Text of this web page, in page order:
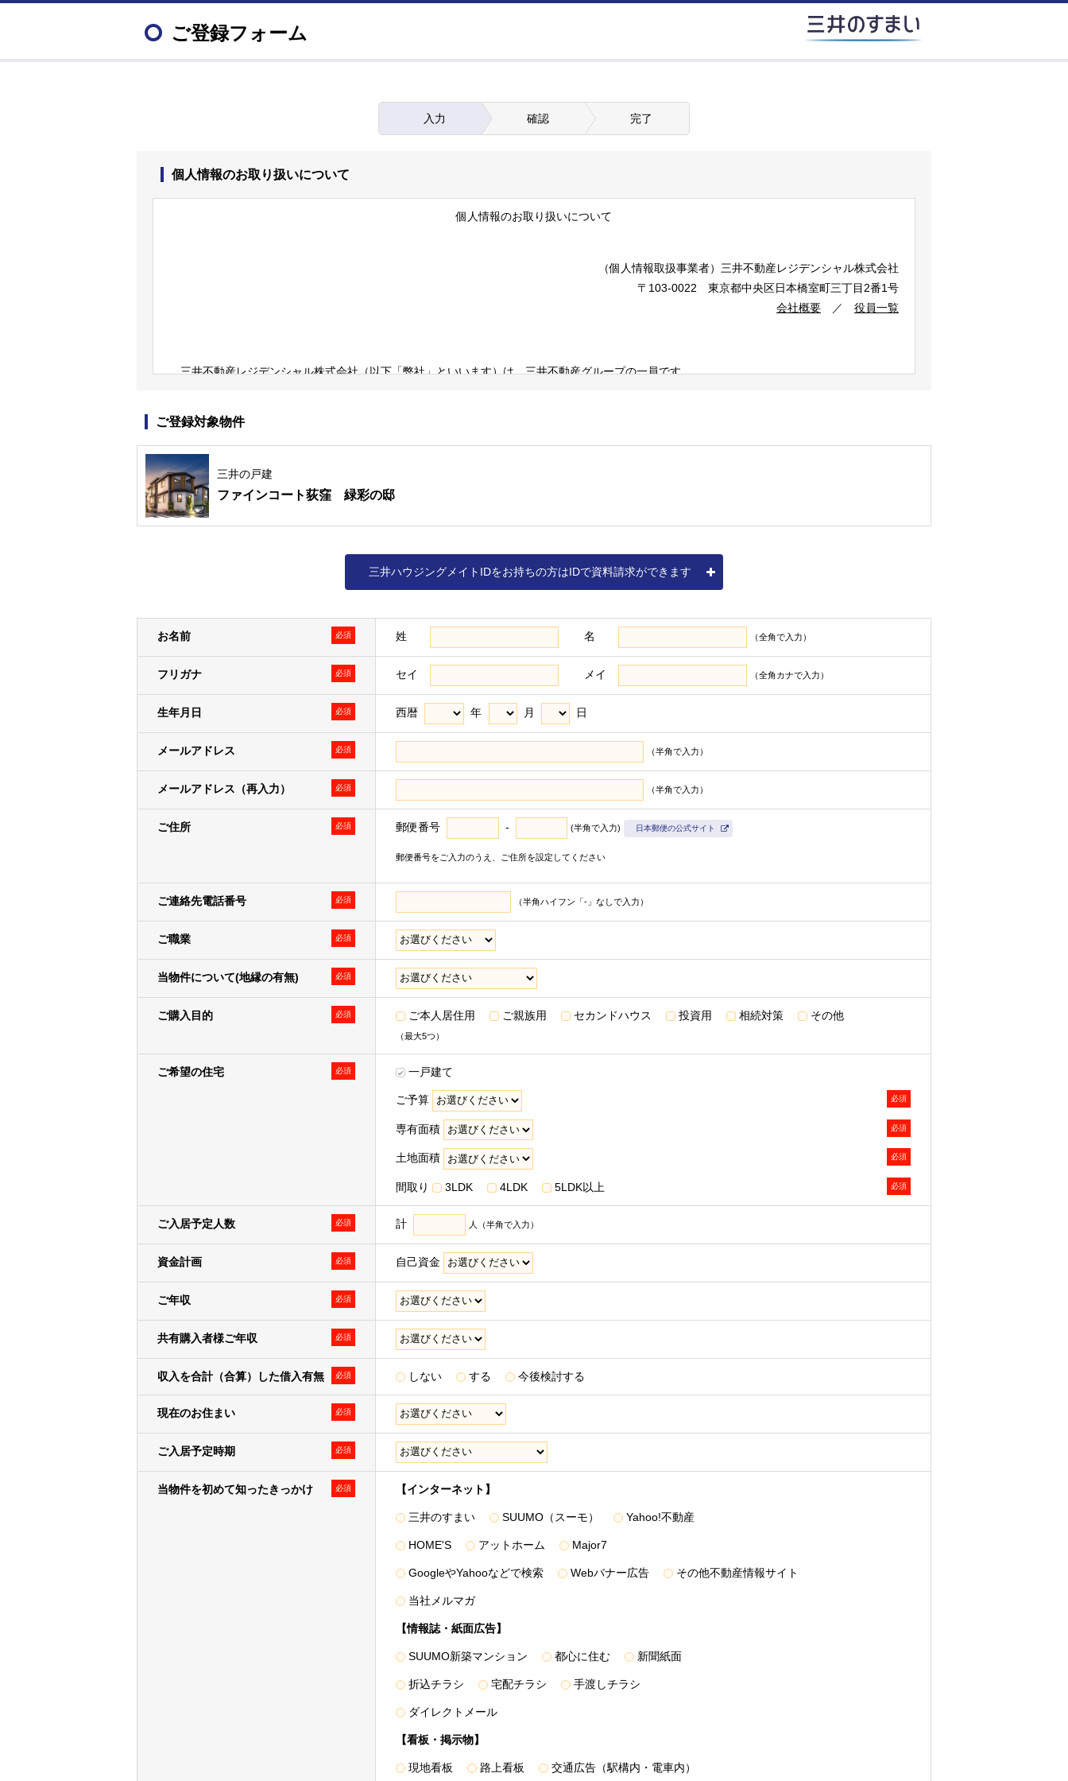
ご登録フォーム
入力 確認 完了
個人情報のお取り扱いについて
個人情報のお取り扱いについて
（個人情報取扱事業者） 三井不動産レジデンシャル株式会社
〒103-0022 東京都中央区日本橋室町三丁目2番1号
会社概要 ／ 役員一覧
三井不動産レジデンシャル株式会社（以下「弊社」といいます）は、三井不動産グループの一員です。
なお、弊社の個人情報保護方針および個人情報の取扱いにつきましては、以下をご覧ください。
個人情報の取扱いについて
１．弊社は、資料請求・物件エントリーいただいた方、物件に来場いただいた方、ならびに売買契約を締結いただいた方（以下「お客様」といい
ます）に関する以下記載の個人情報（以下「お客様情報」といいます）を取得し、以下の各条の目的、利用範囲にて利用いたします。
＜例として、以下の情報を取得します＞
で、物件来場後に不動産取引に際して提供された情報を含みます）
• WEBサイトの閲覧履歴
２．お客様は、登録した情報に変更があった場合、下記「個人情報に関するお問い合わせ窓口」に記載の各窓口へ連絡のうえ登録情報を変更する
ものとします。変更登録がなされなかった場合、お客様はサービスの提供を受けられないなどの不利益を被ることがありますが、弊社に帰責事由
がない限り、弊社は責任を負いません。
弊社および弊社のグループ各社（三井不動産株式会社および三井不動産株式会社の有価証券報告書等に記載されている連結子会社とし、以下同
じとします）は、お客様情報を以下の利用目的の達成に必要な範囲で利用いたします。
１．弊社の事業に関する商品・サービスの提供のため
＜例として、以下の利用目的が含まれます＞
• 不動産に関するお客様との契約や取引の履行
• 不動産引渡し後のレジデンシャル・カスタマーサービスの提供
• 提供する不動産の管理・運営
２．弊社および弊社のグループ各社の取り扱うお客様の衣･食･住･遊･働に関わる商品・サービスの紹介
＜例として、以下の利用目的が含まれます＞
• 各種セミナー・キャンペーン・イベントの案内※2
• 広告配信事業者を利用した行動ターゲティング広告（取得した閲覧履歴やサービス利用履歴等の情報を分析し、お客様の属性・興味関心を推
定して出稿内容を変える広告手法）の配信
• クーポン・サービス利用時の割引等の特典の提供
※1・※2・※3弊社または弊社のグループ各社が取得した取引履歴等の情報を分析し、お客様の属性・興味関心等を推定した上での案内を含み
ます。上記の案内・配信・提供は電話、封書葉書等、メールマガジン、またはダイレクトメール等により行います。
３．弊社および弊社のグループ各社の取り扱うお客様の衣･食･住･遊･働に関わる、商品・サービスの開発・改善、ならびに弊社および弊社のグル
ープ各社が行うお客様によりよい商品・サービスを提供するための市場調査などのマーケティング活動・調査・分析のため
＜例として、以下の利用目的が含まれます＞
• 新規事業の企画、新商品の開発、既存商品・サービスの改善
• アンケートの実施
• 顧客動向分析
• 販売促進活動の効果検証､販売促進計画の策定
４．上記利用目的１～３の達成にあたり第三者に提供するため
個人関連情報の取得
弊社は、第三者であるデータ提供サービス事業者からCookieや広告ID（スマートフォン端末の識別子）等（以下「Cookie等」といいます）によ
り収集されたWebの閲覧・利用履歴およびその分析結果を取得し、これをお客様の個人データと紐づけたうえで、広告配信等の目的で利用いたし
ます。
また、弊社のグループ各社からCookie等により収集されたWebの閲覧・利用履歴およびその分析結果を取得し、これをお客様の個人データと紐
づけたうえで、上記「利用目的」に記載した1.～3.の利用目的の達成に必要な範囲で利用いたします。
第三者提供
１．弊社は、法令の規定に基づく場合のほか、上記「利用目的」に記載した1.～3.の利用目的の達成に必要な範囲で、お客様情報を弊社のグルー
• 不動産取引の際に届出いただいた事項（取引した物件名・価格・対応履歴・不動産引渡し後の連絡先等を含みます）
• 弊社が分譲した物件に関する各種図面情報（設計施工図面・パンフレット図面等）
• 住宅事業の共同事業者、事業主、販売業務の委託先（販売代理会社・媒介会社等）、顧客紹介を受けた提携先
• 不動産取引の付帯業務における金融機関・保証会社、司法書士・土地家屋調査士、不動産管理会社、インテリア業者
３．第三者に提供する場合は、書面、郵便物、電話、FAX、電子メール、電子媒体などを用いて行い、安全管理に十分に配慮して受け渡しを行う
ご登録対象物件
三井の戸建
ファインコート荻窪 緑彩の邸
三井ハウジングメイトIDをお持ちの方はIDで資料請求ができます
お名前 必須 姓 名 （全角で入力）
フリガナ 必須 セイ メイ （全角カナで入力）
生年月日 必須 西暦 年 月 日
メールアドレス 必須 （半角で入力）
メールアドレス（再入力） 必須 （半角で入力）
ご住所 必須 郵便番号 - (半角で入力) 日本郵便の公式サイト
郵便番号をご入力のうえ、ご住所を設定してください
ご連絡先電話番号 必須 （半角ハイフン「-」なしで入力）
ご職業 必須
当物件について(地縁の有無) 必須
ご購入目的 必須 ご本人居住用 ご親族用 セカンドハウス 投資用 相続対策 その他
（最大5つ）
ご希望の住宅 必須 一戸建て
ご予算 必須
専有面積 必須
土地面積 必須
間取り 3LDK 4LDK 5LDK以上 必須
ご入居予定人数 必須 計 人（半角で入力）
資金計画 必須 自己資金
ご年収 必須
共有購入者様ご年収 必須
収入を合計（合算）した借入有無 必須 しない する 今後検討する
現在のお住まい 必須
ご入居予定時期 必須
当物件を初めて知ったきっかけ 必須 【インターネット】
三井のすまい SUUMO（スーモ） Yahoo!不動産
HOME'S アットホーム Major7
GoogleやYahooなどで検索 Webバナー広告 その他不動産情報サイト
当社メルマガ
【情報誌・紙面広告】
SUUMO新築マンション 都心に住む 新聞紙面
折込チラシ 宅配チラシ 手渡しチラシ
ダイレクトメール
【看板・掲示物】
現地看板 路上看板 交通広告（駅構内・電車内）